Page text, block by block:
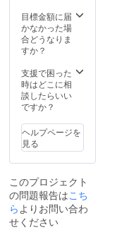
目標金額に届
かなかった場
合どうなりま
すか？
支援で困った
時はどこに相
談したらいい
ですか？
ヘルプページを
見る
このプロジェクト
の問題報告はこち
ら よりお問い合わ
せください